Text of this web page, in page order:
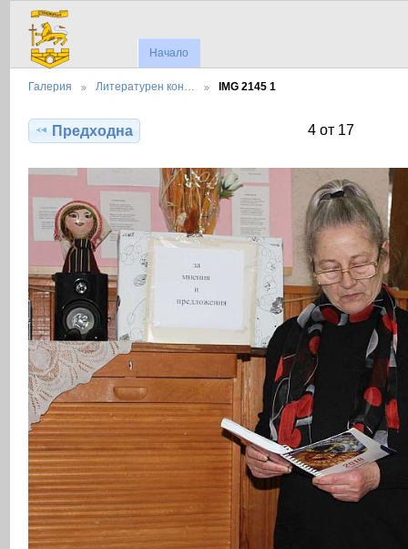
Начало
Галерия Литературен кон… IMG 2145 1
Предходна 4 от 17